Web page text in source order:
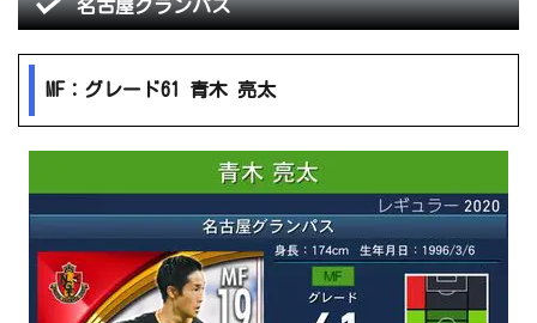
名古屋グランパス
MF：グレード61 青木 亮太